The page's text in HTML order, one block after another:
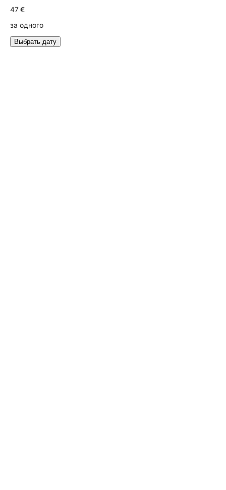
47 €
за одного
Выбрать дату